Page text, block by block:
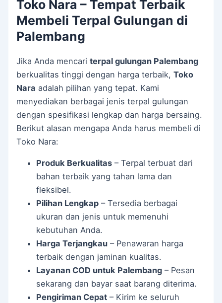
Toko Nara – Tempat Terbaik
Membeli Terpal Gulungan di
Palembang
Jika Anda mencariterpal gulungan Palembang
berkualitas tinggi dengan harga terbaik,Toko
Nara adalah pilihan yang tepat. Kami
menyediakan berbagai jenis terpal gulungan
dengan spesifikasi lengkap dan harga bersaing.
Berikut alasan mengapa Anda harus membeli di
Toko Nara:
Produk Berkualitas – Terpal terbuat dari
bahan terbaik yang tahan lama dan
fleksibel.
Pilihan Lengkap – Tersedia berbagai
ukuran dan jenis untuk memenuhi
kebutuhan Anda.
Harga Terjangkau – Penawaran harga
terbaik dengan jaminan kualitas.
Layanan COD untuk Palembang – Pesan
sekarang dan bayar saat barang diterima.
Pengiriman Cepat – Kirim ke seluruh